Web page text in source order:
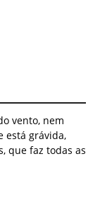
vento, nem
está grávida,
que faz todas as